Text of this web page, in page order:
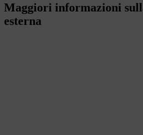
Maggiori informazioni
esterna